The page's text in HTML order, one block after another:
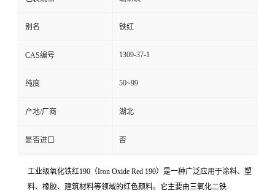
别名 铁红
CAS编号 1309-37-1
纯度 50~99
产地/厂商 湖北
是否进口 否
工业级氧化铁红190（Iron Oxide Red 190）是一种广泛应用于涂料、塑
料、橡胶、建筑材料等领域的红色颜料。它主要由三氧化二铁